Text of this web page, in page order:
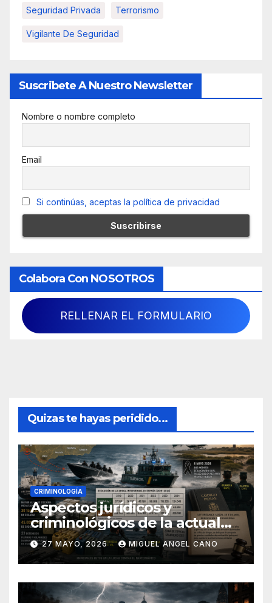
Seguridad Privada Terrorismo
Vigilante De Seguridad
Suscribete A Nuestro Newsletter
Nombre o nombre completo
Email
Si continúas, aceptas la política de privacidad
Colabora Con NOSOTROS
RELLENAR EL FORMULARIO
Quizas te hayas peridido...
CRIMINOLOGÍA
Aspectos jurídicos y
criminológicos de la actual
lucha contra el narcotráfico
en el sur de España
27 MAYO, 2026 MIGUEL ANGEL CANO